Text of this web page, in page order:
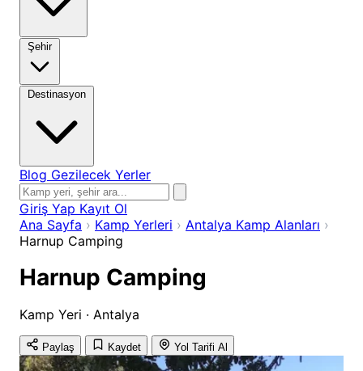
Şehir
Destinasyon
Blog Gezilecek Yerler
Giriş Yap Kayıt Ol
Ana Sayfa › Kamp Yerleri › Antalya Kamp Alanları ›
Harnup Camping
Harnup Camping
Kamp Yeri · Antalya
Paylaş Kaydet Yol Tarifi Al